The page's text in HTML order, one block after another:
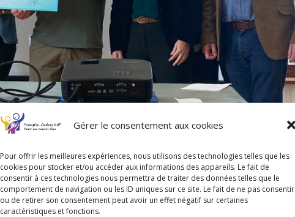
Gérer le consentement aux cookies
Pour offrir les meilleures expériences, nous utilisons des technologies telles que les
cookies pour stocker et/ou accéder aux informations des appareils. Le fait de
consentir à ces technologies nous permettra de traiter des données telles que le
comportement de navigation ou les ID uniques sur ce site. Le fait de ne pas consentir
ou de retirer son consentement peut avoir un effet négatif sur certaines
caractéristiques et fonctions.